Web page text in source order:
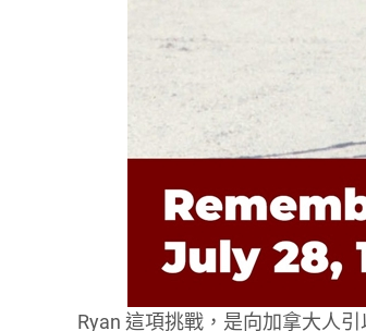
Ryan 這項挑戰，是向加拿大人